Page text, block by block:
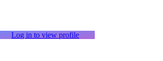
Log in to view profile